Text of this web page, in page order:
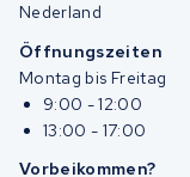
Nederland
Öffnungszeiten
Montag bis Freitag
9:00 - 12:00
13:00 - 17:00
Vorbeikommen?